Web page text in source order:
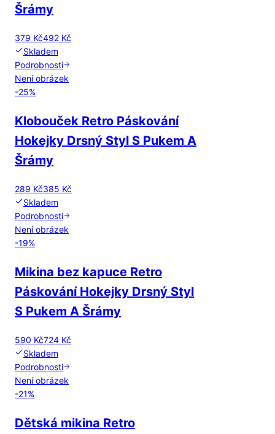
Šrámy
379 Kč492 Kč
Skladem
Podrobnosti
Není obrázek
-25%
Klobouček Retro Páskování
Hokejky Drsný Styl S Pukem A
Šrámy
289 Kč385 Kč
Skladem
Podrobnosti
Není obrázek
-19%
Mikina bez kapuce Retro
Páskování Hokejky Drsný Styl
S Pukem A Šrámy
590 Kč724 Kč
Skladem
Podrobnosti
Není obrázek
-21%
Dětská mikina Retro